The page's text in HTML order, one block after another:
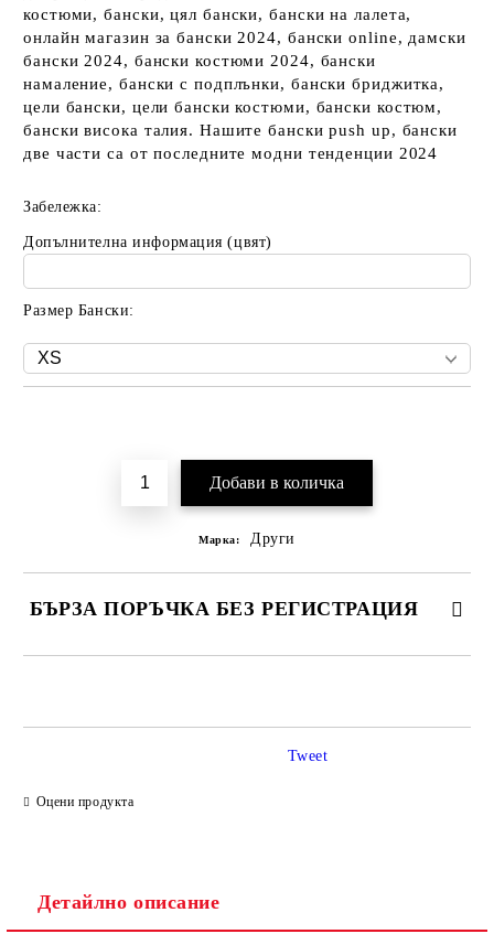
костюми, бански, цял бански, бански на лалета,
онлайн магазин за бански 2024, бански online, дамски
бански 2024, бански костюми 2024, бански
намаление, бански с подплънки, бански бриджитка,
цели бански, цели бански костюми, бански костюм,
бански висока талия. Нашите бански push up, бански
две части са от последните модни тенденции 2024
Забележка:
Допълнителна информация (цвят)
Размер Бански:
Марка: Други
БЪРЗА ПОРЪЧКА БЕЗ РЕГИСТРАЦИЯ
Оцени продукта
Tweet
Детайлно описание